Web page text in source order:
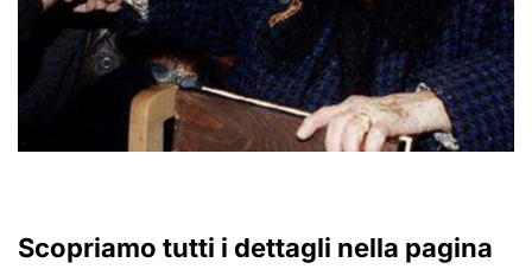
Scopriamo tutti i dettagli nella pagina